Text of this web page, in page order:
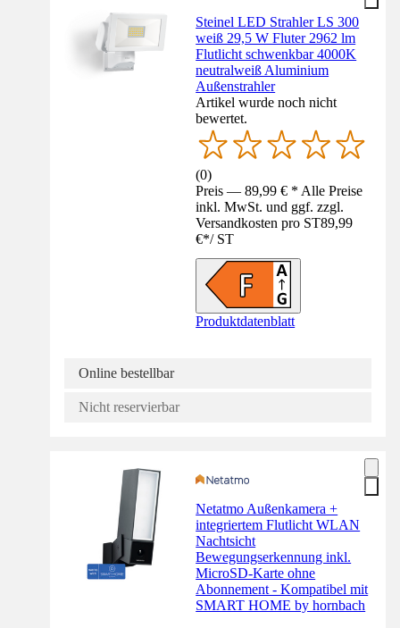
Steinel LED Strahler LS 300
weiß 29,5 W Fluter 2962 lm
Flutlicht schwenkbar 4000K
neutralweiß Aluminium
Außenstrahler
Artikel wurde noch nicht
bewertet.
(0)
Preis — 89,99 € * Alle Preise
inkl. MwSt. und ggf. zzgl.
Versandkosten pro ST89,99
€*/ ST
Produktdatenblatt
Online bestellbar
Nicht reservierbar
Netatmo Außenkamera +
integriertem Flutlicht WLAN
Nachtsicht
Bewegungserkennung inkl.
MicroSD-Karte ohne
Abonnement - Kompatibel mit
SMART HOME by hornbach